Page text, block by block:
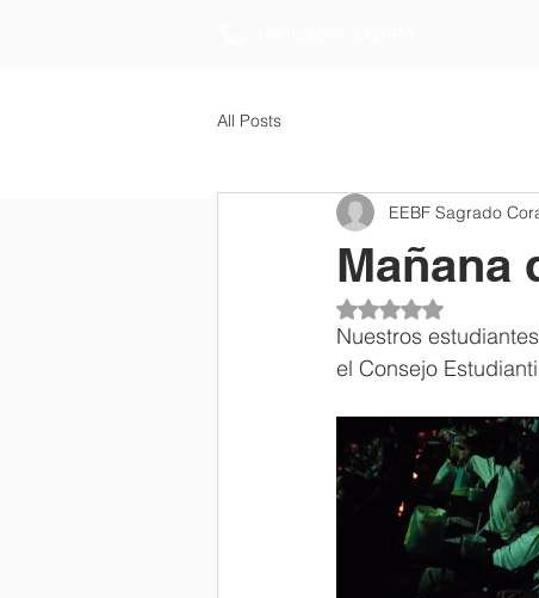
All Posts
Mañana
EEBF Sagrado
Obtuvo NaN de 5
Nuestros
el Consejo